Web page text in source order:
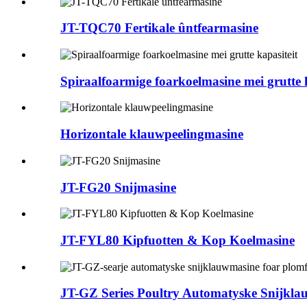
JT-TQC70 Fertikale ûntfearmasine
Spiraalfoarmige foarkoelmasine mei grutte
Horizontale klauwpeelingmasine
JT-FG20 Snijmasine
JT-FYL80 Kipfuotten & Kop Koelmasine
JT-GZ Series Poultry Automatyske